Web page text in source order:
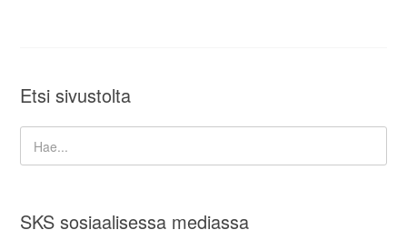
Etsi sivustolta
SKS sosiaalisessa mediassa